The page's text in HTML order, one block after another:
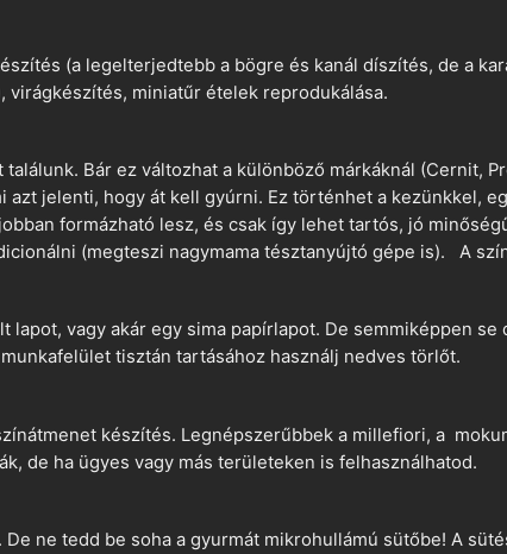
(a legelterjedtebb a bögre és kanál díszítés, de a
virágkészítés, miniatűr ételek reprodukálása.
Bár ez változhat a különböző márkáknál (Cernit,
jelenti, hogy át kell gyúrni. Ez történhet a kezünkkel,
formázható lesz, és csak így lehet tartós, jó
(megteszi nagymama tésztanyújtó gépe is). A
lapot, vagy akár egy sima papírlapot. De semmiképpen
tisztán tartásához használj nedves törlőt.
készítés. Legnépszerűbbek a millefiori, a
de ha ügyes vagy más területeken is felhasználhatod.
ne tedd be soha a gyurmát mikrohullámú sütőbe! A